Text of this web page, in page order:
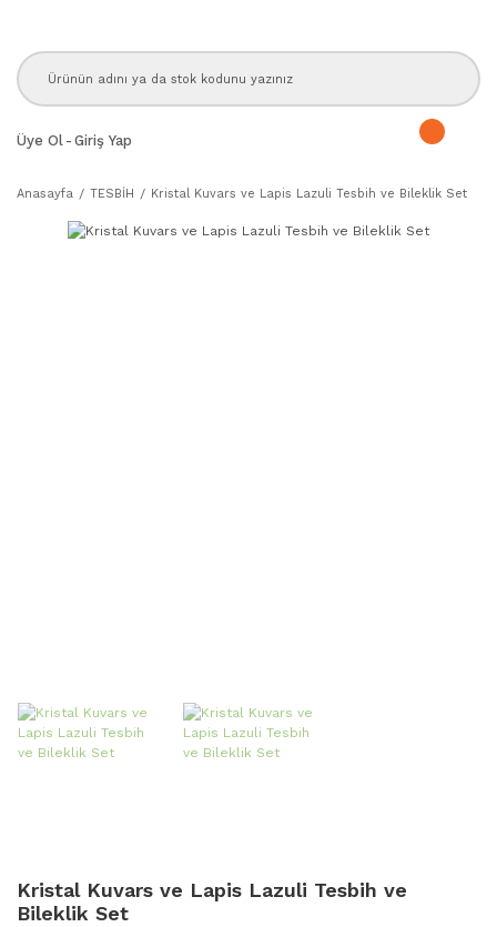
Üye Ol - Giriş Yap
Anasayfa TESBİH Kristal Kuvars ve Lapis Lazuli Tesbih ve Bileklik Set
Kristal Kuvars ve Lapis Lazuli Tesbih ve
Bileklik Set